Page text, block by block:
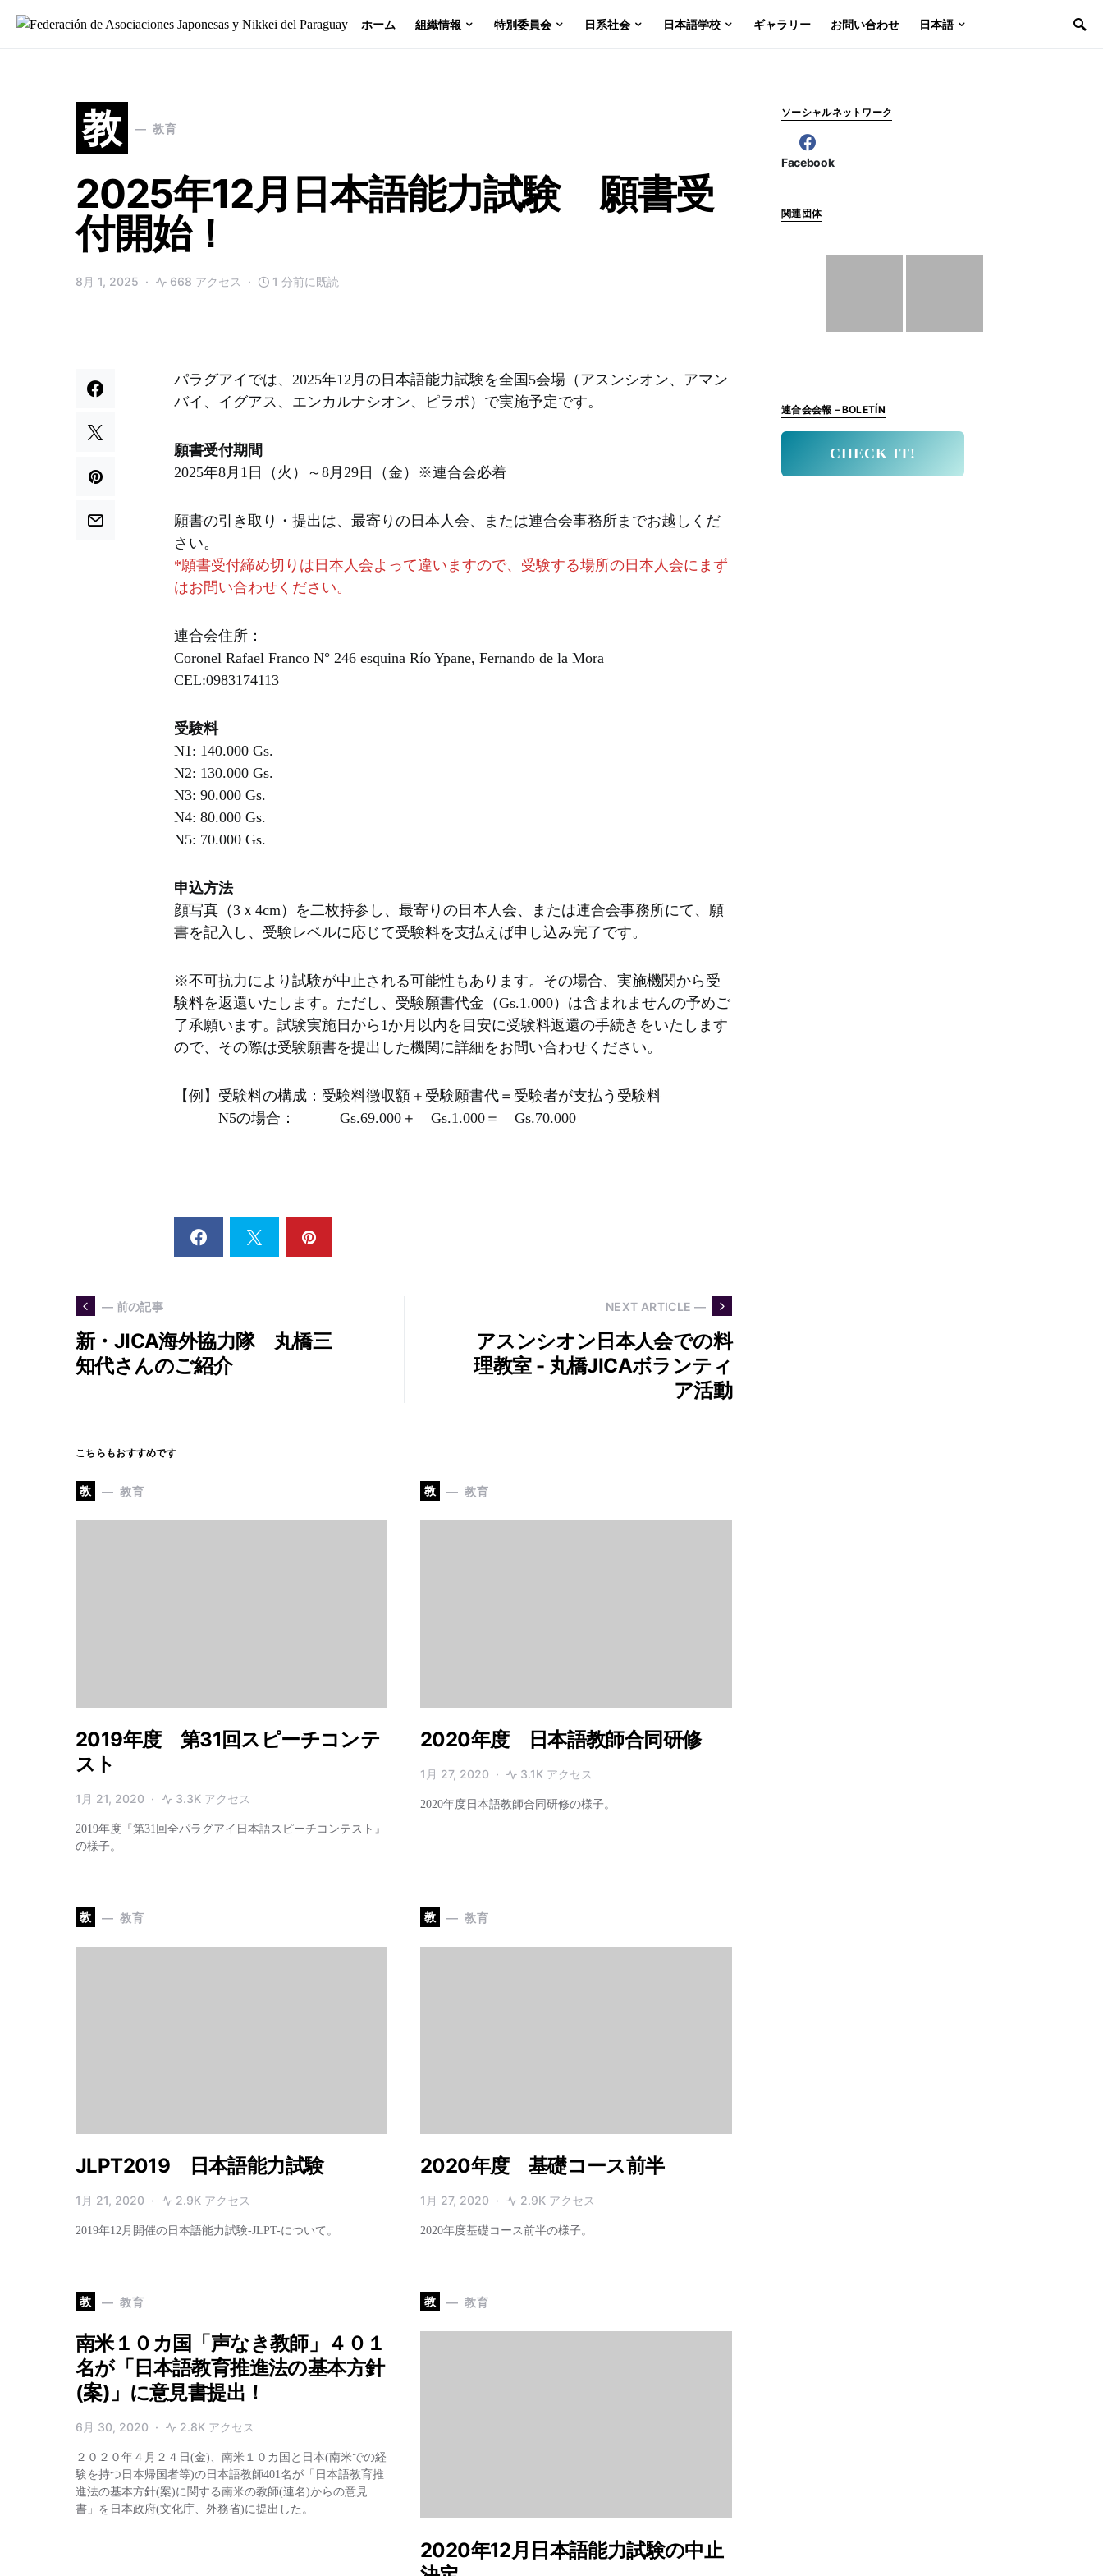
ホーム 組織情報 特別委員会 日系社会 日本語学校 ギャラリー お問い合わせ 日本語
Search for:
教 教育
2025年12月日本語能力試験 願書受
付開始！
8月 1, 2025 668 アクセス 1 分前に既読
パラグアイでは、2025年12月の日本語能力試験を全国5会場（アスンシオン、アマン
バイ、イグアス、エンカルナシオン、ピラポ）で実施予定です。
願書受付期間
2025年8月1日（火）～8月29日（金）※連合会必着
願書の引き取り・提出は、最寄りの日本人会、または連合会事務所までお越しくだ
さい。
*願書受付締め切りは日本人会よって違いますので、受験する場所の日本人会にまず
はお問い合わせください。
連合会住所：
Coronel Rafael Franco N° 246 esquina Río Ypane, Fernando de la Mora
CEL:0983174113
受験料
N1: 140.000 Gs.
N2: 130.000 Gs.
N3: 90.000 Gs.
N4: 80.000 Gs.
N5: 70.000 Gs.
申込方法
顔写真（3ｘ4cm）を二枚持参し、最寄りの日本人会、または連合会事務所にて、願
書を記入し、受験レベルに応じて受験料を支払えば申し込み完了です。
※不可抗力により試験が中止される可能性もあります。その場合、実施機関から受
験料を返還いたします。ただし、受験願書代金（Gs.1.000）は含まれませんの予めご
了承願います。試験実施日から1か月以内を目安に受験料返還の手続きをいたします
ので、その際は受験願書を提出した機関に詳細をお問い合わせください。
【例】受験料の構成：受験料徴収額＋受験願書代＝受験者が支払う受験料
N5の場合： Gs.69.000＋ Gs.1.000＝ Gs.70.000
— 前の記事
新・JICA海外協力隊 丸橋三
知代さんのご紹介
NEXT ARTICLE —
アスンシオン日本人会での料
理教室 - 丸橋JICAボランティ
ア活動
こちらもおすすめです
教 教育
2019年度 第31回スピーチコンテ
スト
1月 21, 2020 3.3K アクセス
2019年度『第31回全パラグアイ日本語スピーチコンテスト』
の様子。
教 教育
2020年度 日本語教師合同研修
1月 27, 2020 3.1K アクセス
2020年度日本語教師合同研修の様子。
教 教育
JLPT2019 日本語能力試験
1月 21, 2020 2.9K アクセス
2019年12月開催の日本語能力試験-JLPT-について。
教 教育
2020年度 基礎コース前半
1月 27, 2020 2.9K アクセス
2020年度基礎コース前半の様子。
教 教育
南米１０カ国「声なき教師」４０１
名が「日本語教育推進法の基本方針
(案)」に意見書提出！
6月 30, 2020 2.8K アクセス
２０２０年４月２４日(金)、南米１０カ国と日本(南米での経
験を持つ日本帰国者等)の日本語教師401名が「日本語教育推
進法の基本方針(案)に関する南米の教師(連名)からの意見
書」を日本政府(文化庁、外務省)に提出した。
教 教育
2020年12月日本語能力試験の中止
ソーシャルネットワーク
Facebook
関連団体
連合会会報－BOLETÍN
CHECK IT!